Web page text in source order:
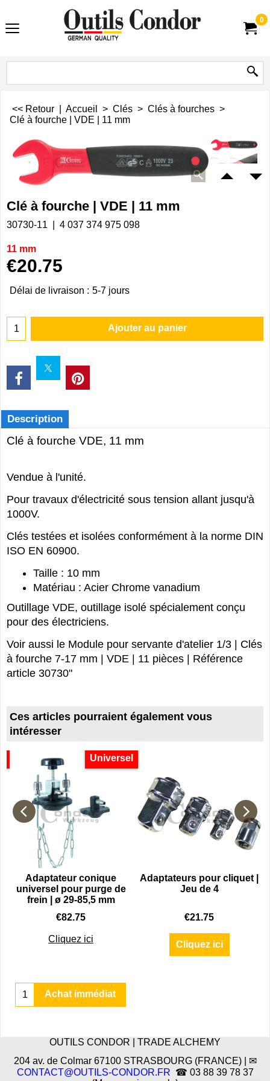
0
<< Retour Accueil > Clés > Clés à fourches >
Clé à fourche | VDE | 11 mm
Clé à fourche | VDE | 11 mm
30730-11 4 037 374 975 098
11 mm
€20.75
Délai de livraison : 5-7 jours
Ajouter au panier
Description
Clé à fourche VDE, 11 mm
Vendue à l'unité.
Pour travaux d'électricité sous tension allant jusqu'à
1000V.
Clés testées et isolées conformément à la norme DIN
ISO EN 60900.
Taille : 10 mm
Matériau : Acier Chrome vanadium
Outillage VDE, outillage isolé spécialement conçu
pour des électriciens.
Voir aussi le Module pour servante d'atelier 1/3 | Clés
à fourche 7-17 mm | VDE | 11 pièces | Référence
article 30730"
Ces articles pourraient également vous
intéresser
Universel
Adaptateur conique
universel pour purge de
frein | ø 29-85,5 mm
€82.75
Cliquez ici
Achat immédiat
Adaptateurs pour cliquet |
Jeu de 4
€21.75
Cliquez ici
OUTILS CONDOR | TRADE ALCHEMY
204 av. de Colmar 67100 STRASBOURG (FRANCE) | ✉
CONTACT@OUTILS-CONDOR.FR ☎ 03 88 39 78 37